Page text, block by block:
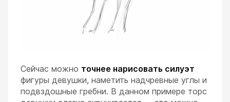
Сейчас можно точнее нарисовать силуэт
фигуры девушки, наметить надчревные углы и
подвздошные гребни. В данном примере торс